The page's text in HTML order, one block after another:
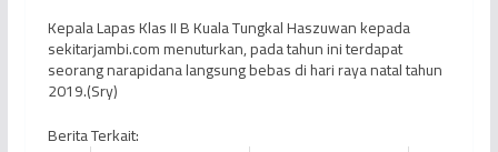
Kepala Lapas Klas II B Kuala Tungkal Haszuwan kepada
sekitarjambi.com menuturkan, pada tahun ini terdapat
seorang narapidana langsung bebas di hari raya natal tahun
2019.(Sry)
Berita Terkait: